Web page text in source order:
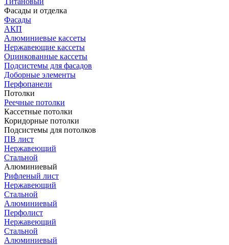
Фасады и отделка
Фасады
АКП
Алюминиевые кассеты
Нержавеющие кассеты
Оцинкованные кассеты
Подсистемы для фасадов
Доборные элементы
Перфопанели
Потолки
Реечные потолки
Кассетные потолки
Коридорные потолки
Подсистемы для потолков
ПВ лист
Нержавеющий
Стальной
Алюминиевый
Рифленый лист
Нержавеющий
Стальной
Алюминиевый
Перфолист
Нержавеющий
Стальной
Алюминиевый